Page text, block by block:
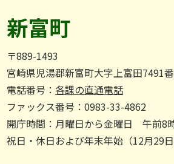
新富町
〒889-1493
宮崎県児湯郡新富町大字上富田7491
電話番号： 各課の直通電話
ファックス番号：0983-33-4862
開庁時間：月曜日から金曜日 午前8
祝日・休日および年末年始（12月29